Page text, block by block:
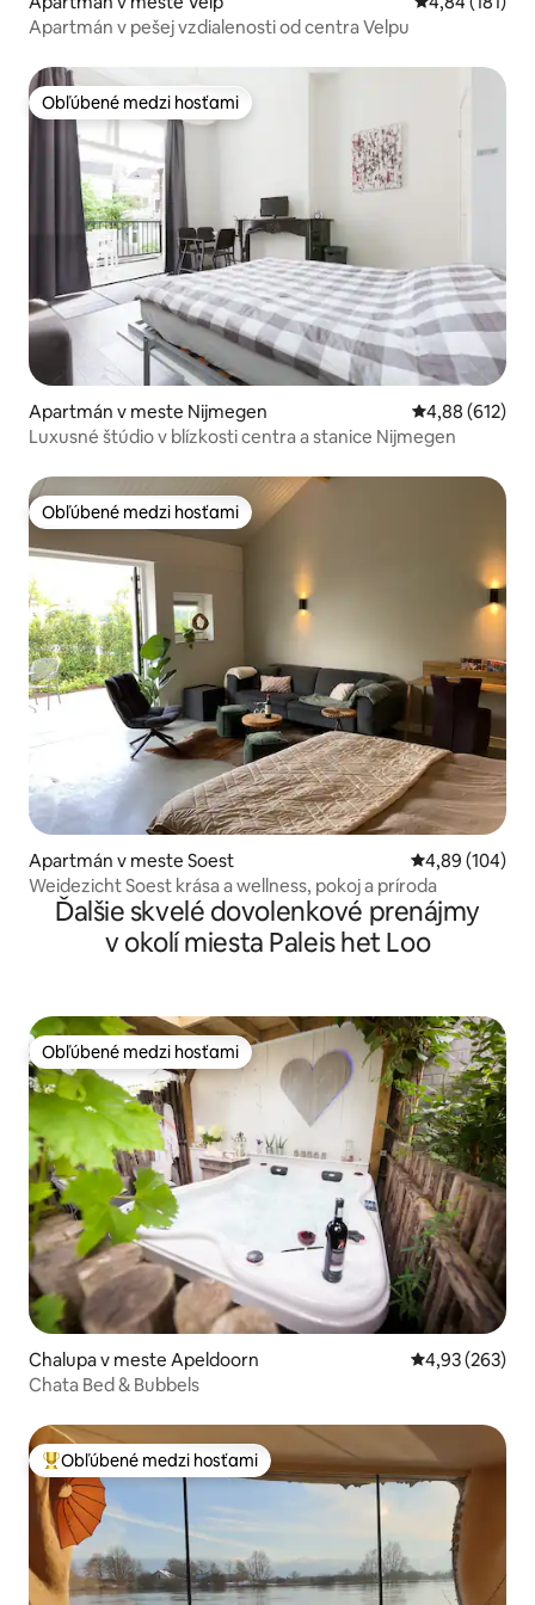
Apartmán v pešej vzdialenosti od centra Velpu
Obľúbené medzi hosťami
Obľúbené medzi hosťami
Apartmán v meste Nijmegen Priemerné
4,88 (612)
Luxusné štúdio v blízkosti centra a stanice Nijmegen
Obľúbené medzi hosťami
Obľúbené medzi hosťami
Apartmán v meste Soest Priemerné
4,89 (104)
Weidezicht Soest krása a wellness, pokoj a príroda
Ďalšie skvelé dovolenkové prenájmy
v okolí miesta Paleis het Loo
Obľúbené medzi hosťami
Obľúbené medzi hosťami
Chalupa v meste Apeldoorn Priemerné
4,93 (263)
Chata Bed & Bubbels
Najobľúbenejšie medzi hosťami
Obľúbené medzi hosťami